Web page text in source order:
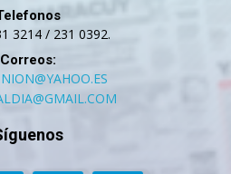
3214 / 231 0392.
Correos: